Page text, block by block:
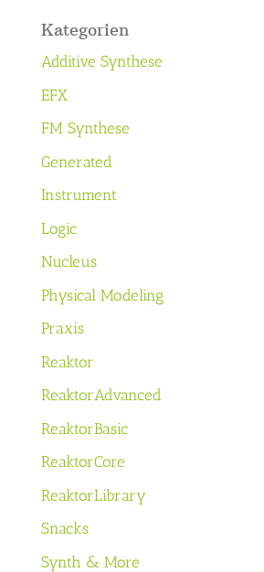
Kategorien
Additive Synthese
EFX
FM Synthese
Generated
Instrument
Logic
Nucleus
Physical Modeling
Praxis
Reaktor
ReaktorAdvanced
ReaktorBasic
ReaktorCore
ReaktorLibrary
Snacks
Synth & More